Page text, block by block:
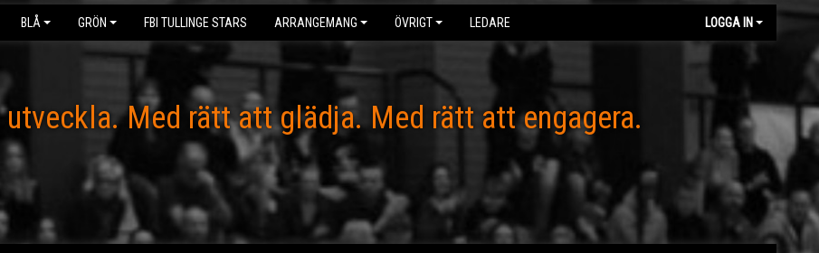
BLÅ GRÖN FBI TULLINGE STARS ARRANGEMANG ÖVRIGT LEDARE LOGGA IN
Med rätt att glädja. Med rätt att engagera.